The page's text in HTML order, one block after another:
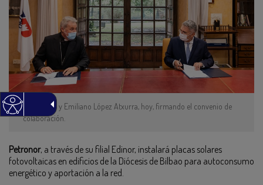
Mario Iceta y Emiliano López Atxurra, hoy, firmando el convenio de
colaboración.
Petronor, a través de su filial Edinor, instalará placas solares
fotovoltaicas en edificios de la Diócesis de Bilbao para autoconsumo
energético y aportación a la red.